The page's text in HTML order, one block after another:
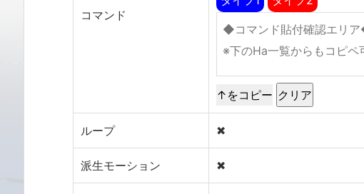
コマンド
↑をコピー
ループ ✖
派生モーション ✖